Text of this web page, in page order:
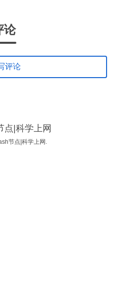
论
评论
点|科学上网
节点|科学上网.